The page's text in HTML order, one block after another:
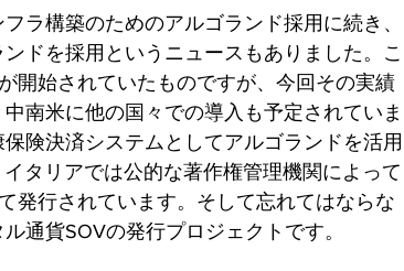
ラ構築のためのアルゴランド採用に続き、
ドを採用というニュースもありました。こ
開始されていたものですが、今回その実績
南米に他の国々での導入も予定されていま
険決済システムとしてアルゴランドを活用
タリアでは公的な著作権管理機関によって
発行されています。そして忘れてはならな
通貨SOVの発行プロジェクトです。